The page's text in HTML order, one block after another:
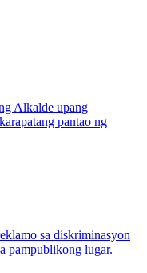
Alkalde upang
pantao ng
sa diskriminasyon
pampublikong lugar.